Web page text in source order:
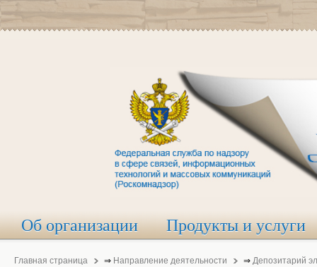
Об организации Продукты и услуги
Главная страница ⇒ Направление деятельности ⇒ Депозитарий